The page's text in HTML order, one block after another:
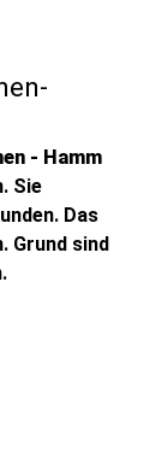
- Hamm
Sie
Das
Grund sind